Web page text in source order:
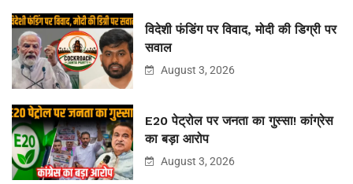
विदेशी फंडिंग पर विवाद, मोदी की डिग्री पर
सवाल
August 3, 2026
E20 पेट्रोल पर जनता का गुस्सा! कांग्रेस
का बड़ा आरोप
August 3, 2026